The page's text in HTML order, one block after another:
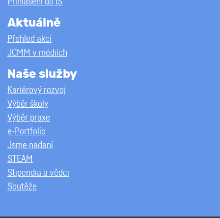
Aktuálně
Přehled akcí
JCMM v médiích
Naše služby
Kariérový rozvoj
Výběr školy
Výběr praxe
e-Portfolio
Jsme nadaní
STEAM
Stipendia a vědci
Soutěže